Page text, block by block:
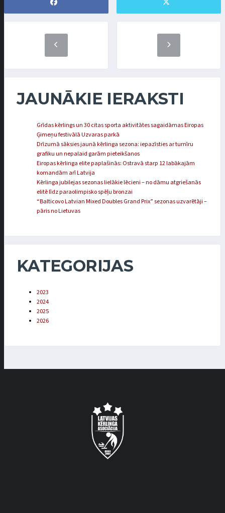
JAUNĀKIE IERAKSTI
Grīdas kērlings un 30 citas sporta aktivitātes sagaidāmas Eiropas
Ģimeņu festivālā Uzvaras parkā
Drīzumā sāksies jaunā kērlinga sezona: iepazīsties ar turnīru
grafiku un nepalaid garām pieteikšanos
Eiropas kērlinga elite paplašinās: Ostravā starp 12 labākajām
komandām arī Latvija
Kērlinga jubilejas sezonas lielākie lēcieni – no dāmu atgriešanās
elitē līdz paraolimpisko spēļu bronzai
“Balticovo Latvian Mixed Doubles Grand Prix” sezonas uzvarētāji –
pāris no Lietuvas
KATEGORIJAS
2023
2024
2025
2026